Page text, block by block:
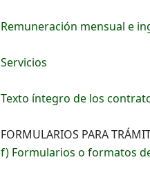
Remuneración mensual e
Servicios
Texto íntegro de los
FORMULARIOS PARA
f) Formularios o formatos